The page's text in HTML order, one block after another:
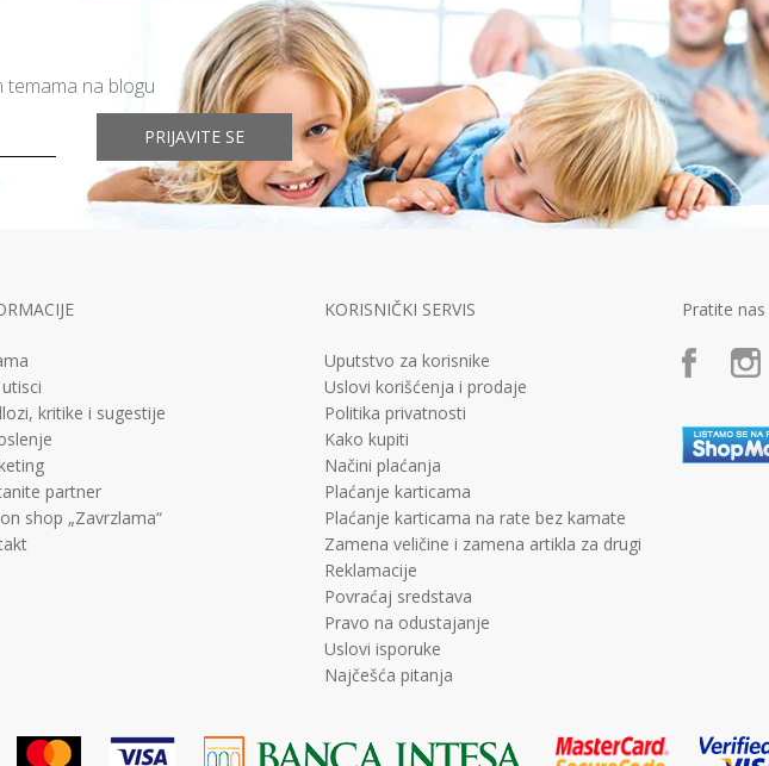
temama na blogu
PRIJAVITE SE
kritike i sugestije
partner
shop „Zavrzlama“
KORISNIČKI SERVIS
Uputstvo za korisnike
Uslovi korišćenja i prodaje
Politika privatnosti
Kako kupiti
Načini plaćanja
Plaćanje karticama
Plaćanje karticama na rate bez kamate
Zamena veličine i zamena artikla za drugi
Reklamacije
Povraćaj sredstava
Pravo na odustajanje
Uslovi isporuke
Najčešća pitanja
Pratite nas